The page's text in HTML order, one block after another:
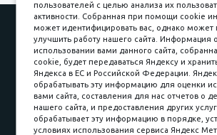
Наши работы
Доставка и сборка
Карьера в компании
Принимаем к оплате
пользователей с целью анализа их
активности. Собранная при помощи cookie
может идентифицировать вас, однако
улучшить работу нашего сайта. Информация
использовании вами данного сайта,
cookie, будет передаваться Яндексу и
Яндекса в ЕС и Российской Федерации.
обрабатывать эту информацию для оценки
вами сайта, составления для нас отчетов о
нашего сайта, и предоставления других
обрабатывает эту информацию в порядке,
условиях использования сервиса Яндекс